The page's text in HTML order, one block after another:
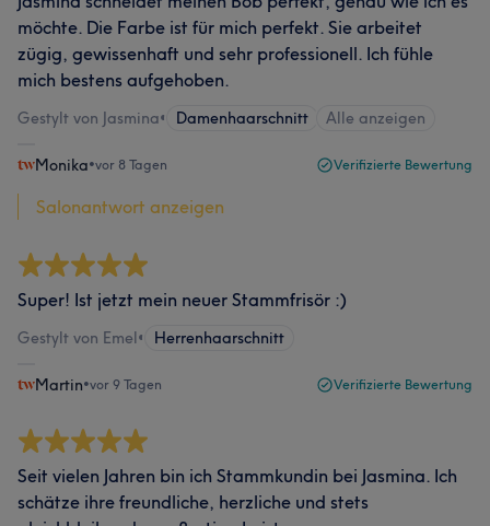
möchte. Die Farbe ist für mich perfekt. Sie arbeitet
zügig, gewissenhaft und sehr professionell. Ich fühle
mich bestens aufgehoben.
Gestylt von Jasmina• Damenhaarschnitt Alle anzeigen
Monika•vor 8 Tagen Verifizierte Bewertung
Salonantwort anzeigen
Super! Ist jetzt mein neuer Stammfrisör :)
Gestylt von Emel• Herrenhaarschnitt
Martin•vor 9 Tagen Verifizierte Bewertung
Seit vielen Jahren bin ich Stammkundin bei Jasmina. Ich
schätze ihre freundliche, herzliche und stets